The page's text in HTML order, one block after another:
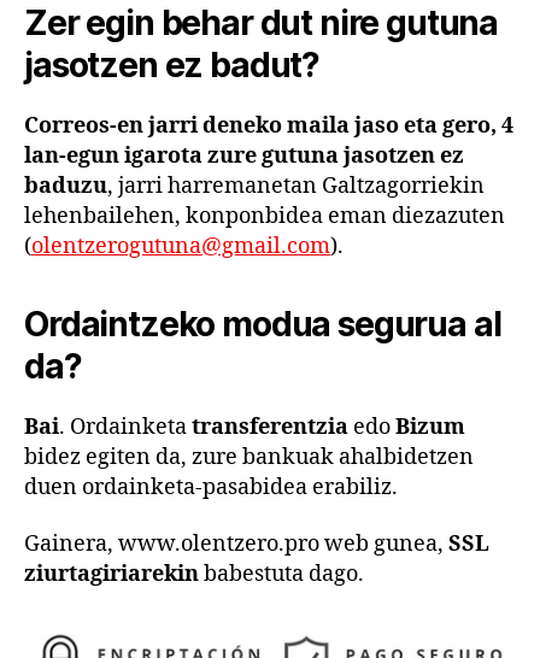
Zer egin behar dut nire gutuna
jasotzen ez badut?
Correos-en jarri deneko maila jaso eta gero, 4
lan-egun igarota zure gutuna jasotzen ez
baduzu, jarri harremanetan Galtzagorriekin
lehenbailehen, konponbidea eman diezazuten
(olentzerogutuna@gmail.com).
Ordaintzeko modua segurua al
da?
Bai. Ordainketatransferentzia edoBizum
bidez egiten da, zure bankuak ahalbidetzen
duen ordainketa-pasabidea erabiliz.
Gainera, www.olentzero.pro web gunea, SSL
ziurtagiriarekinbabestuta dago.